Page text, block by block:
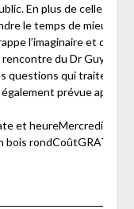
En plus de celles qui
le temps de mieux
l’imaginaire et qui
du Dr Guy
qui traitent de
prévue après
et heureMercredi, le 8
bois rondCoûtGRATUIT